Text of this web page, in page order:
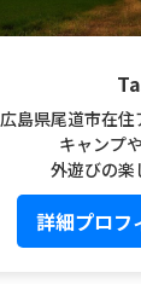
広島県尾道市在住
キャンプ
外遊びの楽
詳細プロフ